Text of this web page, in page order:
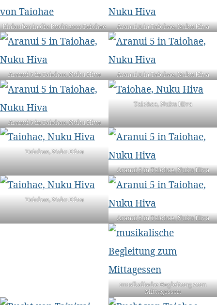
Einlaufen in die Bucht von Taiohae Aranui 5 in Taiohae, Nuku Hiva
Aranui 5 in Taiohae, Nuku Hiva Aranui 5 in Taiohae, Nuku Hiva
Aranui 5 in Taiohae, Nuku Hiva
Taiohae, Nuku Hiva
Taiohae, Nuku Hiva
Aranui 5 in Taiohae, Nuku Hiva
Taiohae, Nuku Hiva
Aranui 5 in Taiohae, Nuku Hiva
musikalische Begleitung zum
Mittagessen